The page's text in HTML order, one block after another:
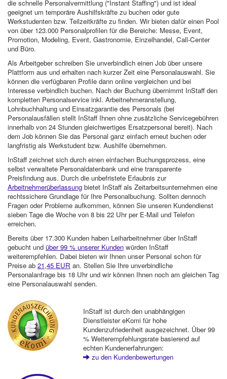
die schnelle Personalvermittlung ("Instant Staffing") und ist ideal
geeignet um temporäre Aushilfskräfte zu buchen oder gute
Werkstudenten bzw. Teilzeitkräfte zu finden. Wir bieten dafür einen Pool
von über 123.000 Personalprofilen für die Bereiche: Messe, Event,
Promotion, Modeling, Event, Gastronomie, Einzelhandel, Call-Center
und Büro.
Als Arbeitgeber schreiben Sie unverbindlich einen Job über unsere
Plattform aus und erhalten nach kurzer Zeit eine Personalauswahl. Sie
können die verfügbaren Profile dann online vergleichen und bei
Interesse verbindlich buchen. Nach der Buchung übernimmt InStaff den
kompletten Personalservice inkl. Arbeitnehmeranstellung,
Lohnbuchhaltung und Einsatzgarantie des Personals (bei
Personalausfällen stellt InStaff Ihnen ohne zusätzliche Servicegebühren
innerhalb von 24 Stunden gleichwertiges Ersatzpersonal bereit). Nach
dem Job können Sie das Personal ganz einfach erneut buchen oder
langfristig als Werkstudent bzw. Aushilfe übernehmen.
InStaff zeichnet sich durch einen einfachen Buchungsprozess, eine
selbst verwaltete Personaldatenbank und eine transparente
Preisfindung aus. Durch die unbefristete Erlaubnis zur
Arbeitnehmerüberlassung bietet InStaff als Zeitarbeitsunternehmen eine
rechtssichere Grundlage für Ihre Personalbuchung. Sollten dennoch
Fragen oder Probleme aufkommen, können Sie unseren Kundendienst
sieben Tage die Woche von 8 bis 22 Uhr per E-Mail und Telefon
erreichen.
Bereits über 17.300 Kunden haben Leiharbeitnehmer über InStaff
gebucht und über 99 % unserer Kunden würden InStaff
weiterempfehlen. Dabei bieten wir Ihnen unser Personal schon für
Preise ab 21,45 EUR an. Stellen Sie Ihre unverbindliche
Personalanfrage bis 18 Uhr und wir können Ihnen noch am gleichen Tag
eine Personalauswahl senden.
InStaff ist durch den unabhängigen
Dienstleister eKomi für hohe
Kundenzufriedenheit ausgezeichnet. Über 99
% Weiterempfehlungsrate basierend auf
echten Kundenerfahrungen:
zu den Kundenbewertungen